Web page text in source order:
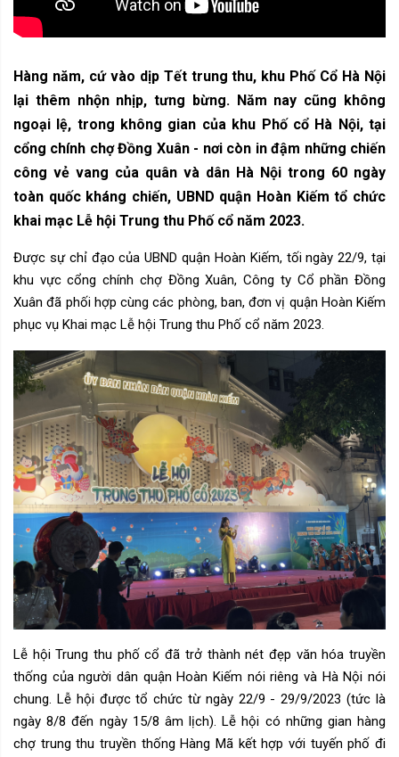
Hàng năm, cứ vào dịp Tết trung thu, khu Phố Cổ Hà Nội
lại thêm nhộn nhịp, tưng bừng. Năm nay cũng không
ngoại lệ, trong không gian của khu Phố cổ Hà Nội, tại
cổng chính chợ Đồng Xuân - nơi còn in đậm những chiến
công vẻ vang của quân và dân Hà Nội trong 60 ngày
toàn quốc kháng chiến, UBND quận Hoàn Kiếm tổ chức
khai mạc Lễ hội Trung thu Phố cổ năm 2023.
Được sự chỉ đạo của UBND quận Hoàn Kiếm, tối ngày 22/9, tại
khu vực cổng chính chợ Đồng Xuân, Công ty Cổ phần Đồng
Xuân đã phối hợp cùng các phòng, ban, đơn vị quận Hoàn Kiếm
phục vụ Khai mạc Lễ hội Trung thu Phố cổ năm 2023.
Lễ hội Trung thu phố cổ đã trở thành nét đẹp văn hóa truyền
thống của người dân quận Hoàn Kiếm nói riêng và Hà Nội nói
chung. Lễ hội được tổ chức từ ngày 22/9 - 29/9/2023 (tức là
ngày 8/8 đến ngày 15/8 âm lịch). Lễ hội có những gian hàng
chợ trung thu truyền thống Hàng Mã kết hợp với tuyến phố đi